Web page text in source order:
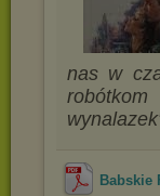
nas w
Babskie